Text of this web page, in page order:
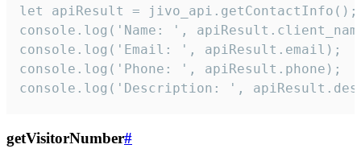
let apiResult = jivo_api.getContactInfo();
console.log('Name: ',
console.log('Email: ', apiResult.email);
console.log('Phone: ', apiResult.phone);
console.log('Description: ',
getVisitorNumber#